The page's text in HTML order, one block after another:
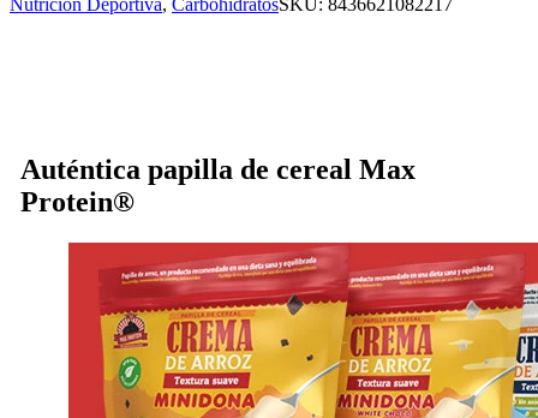
Auténtica papilla de cereal Max
Protein®